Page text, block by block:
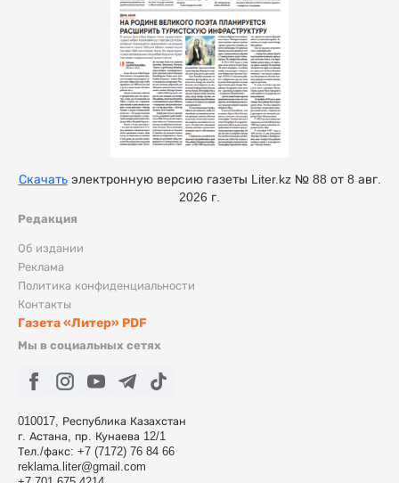
Редакция
Об издании
Реклама
Политика конфиденциальности
Контакты
Газета «Литер» PDF
Мы в социальных сетях
010017, Республика Казахстан
г. Астана, пр. Кунаева 12/1
Тел./факс: +7 (7172) 76 84 66
reklama.liter@gmail.com
Скачатьэлектронную версию газеты Liter.kz № 88 от 8 авг.
2026 г.